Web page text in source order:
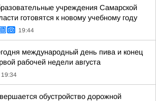
учреждения Самарской
готовятся к новому учебному году
19:44
международный день пива и конец
рабочей недели августа
19:34
обустройство дорожной